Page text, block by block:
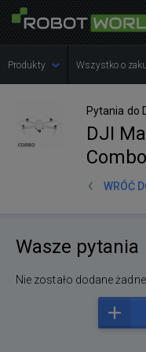
Produkty Wszystko o
Pytania do
DJI
Combo
WRÓĆ
Wasze pytania
Nie zostało dodane